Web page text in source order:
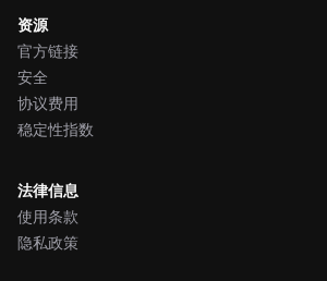
资源
官方链接
安全
协议费用
稳定性指数
法律信息
使用条款
隐私政策